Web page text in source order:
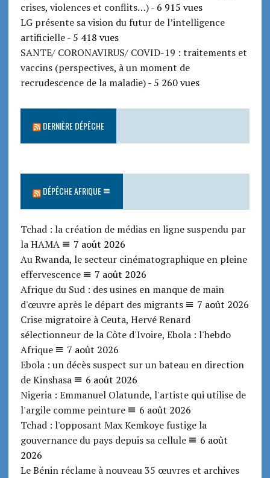
crises, violences et conflits…)- 6 915 vues
LG présente sa vision du futur de l’intelligence
artificielle- 5 418 vues
SANTE/ CORONAVIRUS/ COVID-19 : traitements et
vaccins (perspectives, à un moment de
recrudescence de la maladie)- 5 260 vues
DERNIÈRE DÉPÊCHE
DÉPÊCHE AFRIQUE
Tchad : la création de médias en ligne suspendu par
la HAMA
7 août 2026
Au Rwanda, le secteur cinématographique en pleine
effervescence
7 août 2026
Afrique du Sud : des usines en manque de main
d'œuvre après le départ des migrants
7 août 2026
Crise migratoire à Ceuta, Hervé Renard
sélectionneur de la Côte d'Ivoire, Ebola : l'hebdo
Afrique
7 août 2026
Ebola : un décès suspect sur un bateau en direction
de Kinshasa
6 août 2026
Nigeria : Emmanuel Olatunde, l'artiste qui utilise de
l'argile comme peinture
6 août 2026
Tchad : l'opposant Max Kemkoye fustige la
gouvernance du pays depuis sa cellule
6 août
2026
Le Bénin réclame à nouveau 35 œuvres et archives